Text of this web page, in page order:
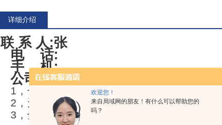
欢迎您！
来自局域网的朋友！有什么可以帮助您的
吗？
详细介绍
联 系 人:张
电
话:
手
机:
公司地址:天津市北辰区京津公路
1 ，一年免费保修，终身提供维护服务。
2 ， 天津
地区免费送货上门，安装调试。
3 ，全程技术跟踪，积极提供技术咨询解答服务